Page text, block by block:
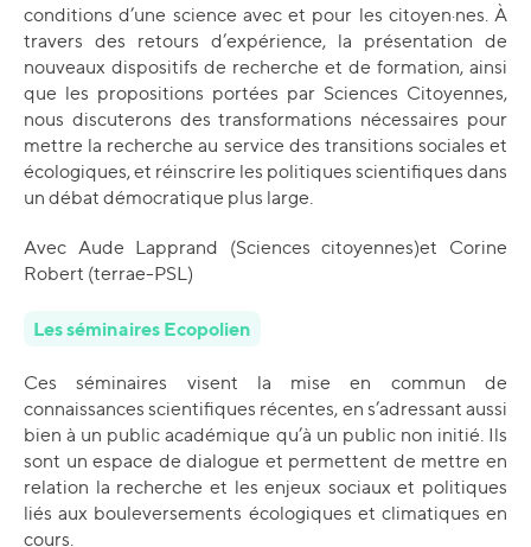
conditions d’une science avec et pour les citoyen·nes. À
travers des retours d’expérience, la présentation de
nouveaux dispositifs de recherche et de formation, ainsi
que les propositions portées par Sciences Citoyennes,
nous discuterons des transformations nécessaires pour
mettre la recherche au service des transitions sociales et
écologiques, et réinscrire les politiques scientifiques dans
un débat démocratique plus large.
Avec Aude Lapprand (Sciences citoyennes)et Corine
Robert (terrae-PSL)
Les séminaires Ecopolien
Ces séminaires visent la mise en commun de
connaissances scientifiques récentes, en s’adressant aussi
bien à un public académique qu’à un public non initié. Ils
sont un espace de dialogue et permettent de mettre en
relation la recherche et les enjeux sociaux et politiques
liés aux bouleversements écologiques et climatiques en
cours.